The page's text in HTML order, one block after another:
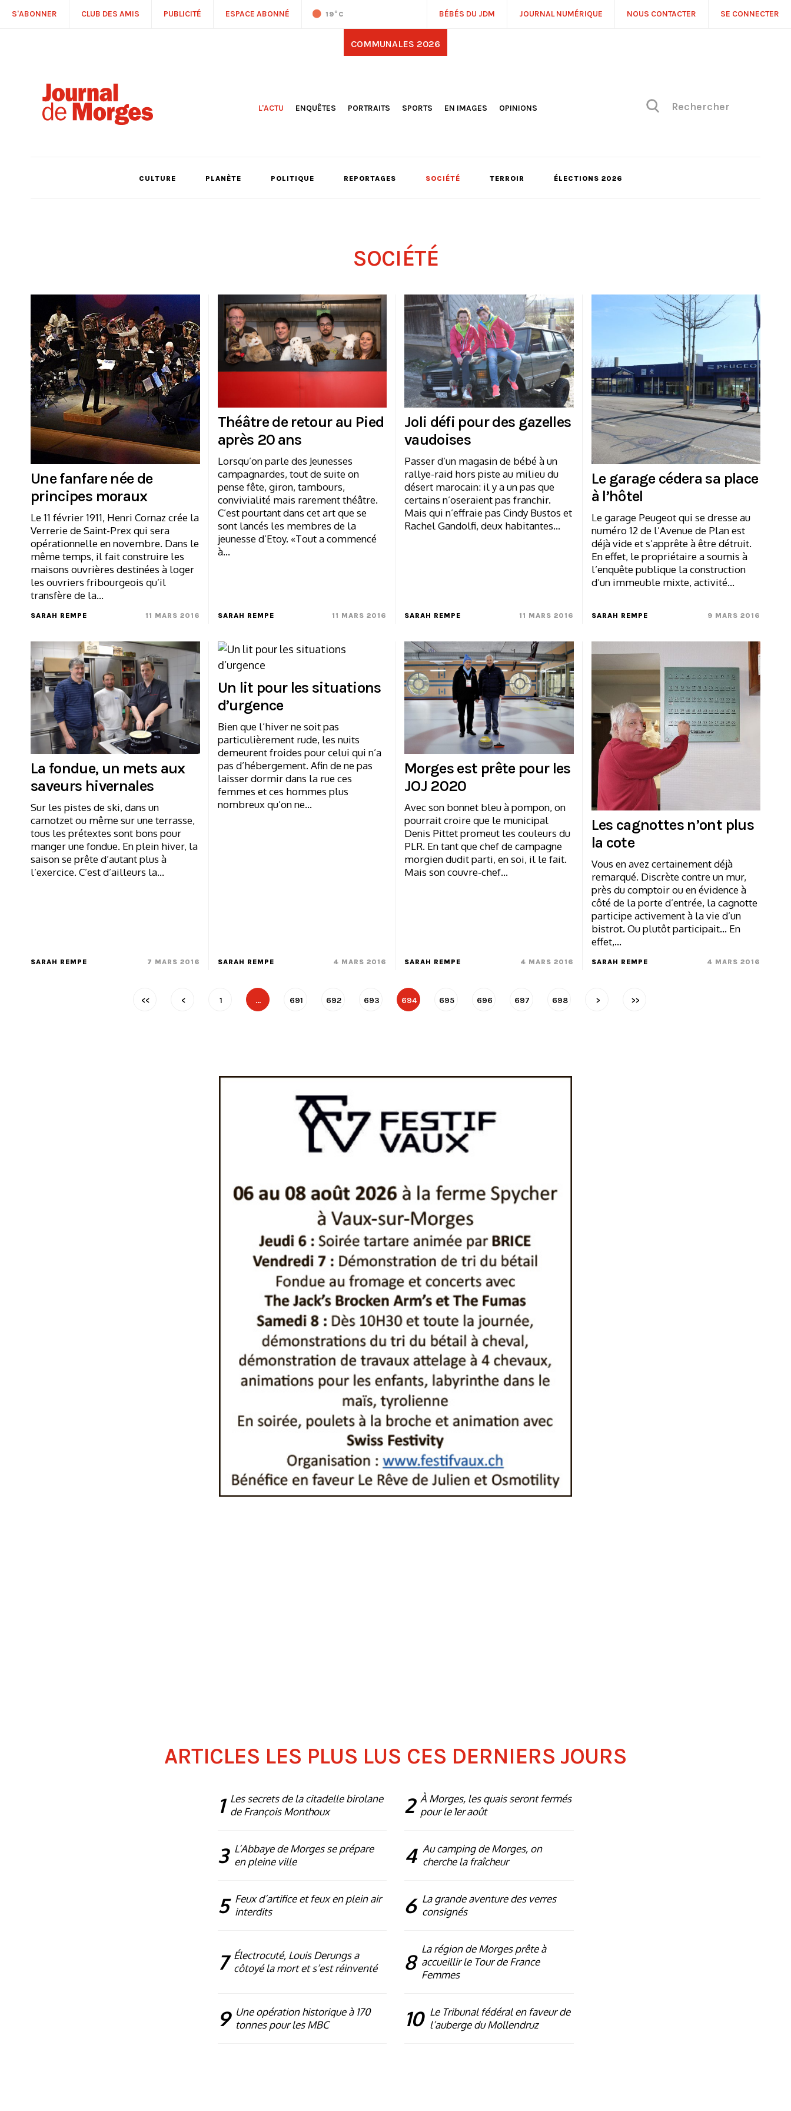
S'ABONNER CLUB DES AMIS PUBLICITÉ ESPACE ABONNÉ 19°C BÉBÉS DU JDM JOURNAL NUMÉRIQUE NOUS CONTACTER SE CONNECTER
COMMUNALES 2026
L'ACTU
ENQUÊTES PORTRAITS
SPORTS
EN IMAGES
OPINIONS
POINTS DE VUE
CULTURE PLANÈTE POLITIQUE REPORTAGES SOCIÉTÉ TERROIR ÉLECTIONS 2026
SOCIÉTÉ
Une fanfare née de
principes moraux
Le 11 février 1911, Henri Cornaz crée la
Verrerie de Saint-Prex qui sera
opérationnelle en novembre. Dans le
même temps, il fait construire les
maisons ouvrières destinées à loger
les ouvriers fribourgeois qu’il
transfère de la…
SARAH REMPE 11 MARS 2016
Théâtre de retour au Pied
après 20 ans
Lorsqu’on parle des Jeunesses
campagnardes, tout de suite on
pense fête, giron, tambours,
convivialité mais rarement théâtre.
C’est pourtant dans cet art que se
sont lancés les membres de la
jeunesse d’Etoy. «Tout a commencé
à…
SARAH REMPE 11 MARS 2016
Joli défi pour des gazelles
vaudoises
Passer d’un magasin de bébé à un
rallye-raid hors piste au milieu du
désert marocain: il y a un pas que
certains n’oseraient pas franchir.
Mais qui n’effraie pas Cindy Bustos et
Rachel Gandolfi, deux habitantes…
SARAH REMPE 11 MARS 2016
Le garage cédera sa place
à l’hôtel
Le garage Peugeot qui se dresse au
numéro 12 de l’Avenue de Plan est
déjà vide et s’apprête à être détruit.
En effet, le propriétaire a soumis à
l’enquête publique la construction
d’un immeuble mixte, activité…
SARAH REMPE 9 MARS 2016
La fondue, un mets aux
saveurs hivernales
Sur les pistes de ski, dans un
carnotzet ou même sur une terrasse,
tous les prétextes sont bons pour
manger une fondue. En plein hiver, la
saison se prête d’autant plus à
l’exercice. C’est d’ailleurs la…
SARAH REMPE 7 MARS 2016
Un lit pour les situations
d’urgence
Bien que l’hiver ne soit pas
particulièrement rude, les nuits
demeurent froides pour celui qui n’a
pas d’hébergement. Afin de ne pas
laisser dormir dans la rue ces
femmes et ces hommes plus
nombreux qu’on ne…
SARAH REMPE 4 MARS 2016
Morges est prête pour les
JOJ 2020
Avec son bonnet bleu à pompon, on
pourrait croire que le municipal
Denis Pittet promeut les couleurs du
PLR. En tant que chef de campagne
morgien dudit parti, en soi, il le fait.
Mais son couvre-chef…
SARAH REMPE 4 MARS 2016
Les cagnottes n’ont plus
la cote
Vous en avez certainement déjà
remarqué. Discrète contre un mur,
près du comptoir ou en évidence à
côté de la porte d’entrée, la cagnotte
participe activement à la vie d’un
bistrot. Ou plutôt participait… En
effet,…
SARAH REMPE 4 MARS 2016
<< < 1 … 691 692 693 694 695 696 697 698 > >>
ARTICLES LES PLUS LUS CES DERNIERS JOURS
1 Les secrets de la citadelle birolane
de François Monthoux
2 À Morges, les quais seront fermés
pour le 1er août
3 L’Abbaye de Morges se prépare
en pleine ville
4 Au camping de Morges, on
cherche la fraîcheur
5 Feux d’artifice et feux en plein air
interdits
6 La grande aventure des verres
consignés
7 Électrocuté, Louis Derungs a
côtoyé la mort et s’est réinventé
8
La région de Morges prête à
accueillir le Tour de France
Femmes
9 Une opération historique à 170
tonnes pour les MBC
10 Le Tribunal fédéral en faveur de
l’auberge du Mollendruz